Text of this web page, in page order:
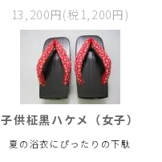
13,200円(税1,200円)
子供柾黒ハケメ（女子）
夏の浴衣にぴったりの下駄